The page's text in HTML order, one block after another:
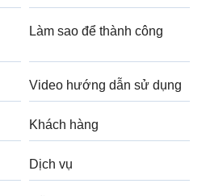
Làm sao để thành công
Video hướng dẫn sử dụng
Khách hàng
Dịch vụ